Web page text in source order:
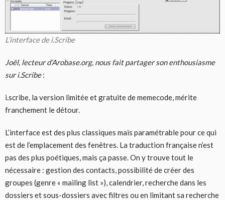
L’interface de i.Scribe
Joël, lecteur d’Arobase.org, nous fait partager son enthousiasme
sur i.Scribe:
i.scribe, la version limitée et gratuite de memecode, mérite
franchement le détour.
L’interface est des plus classiques mais paramétrable pour ce qui
est de l’emplacement des fenêtres. La traduction française n’est
pas des plus poétiques, mais ça passe. On y trouve tout le
nécessaire : gestion des contacts, possibilité de créer des
groupes (genre « mailing list »), calendrier, recherche dans les
dossiers et sous-dossiers avec filtres ou en limitant sa recherche